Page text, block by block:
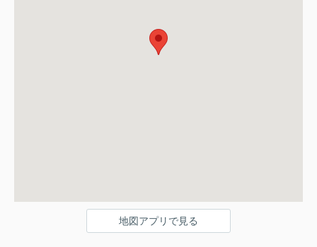
地図アプリで見る